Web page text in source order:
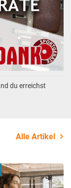
du erreichst
Alle Artikel